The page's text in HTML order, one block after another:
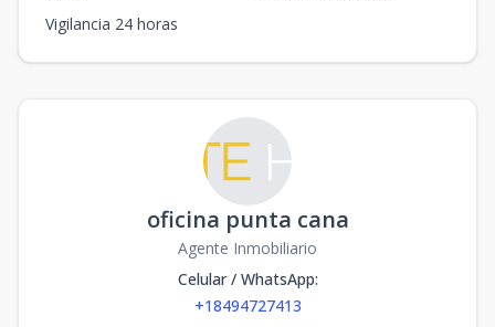
Vigilancia 24 horas
oficina punta cana
Agente Inmobiliario
Celular / WhatsApp:
+18494727413